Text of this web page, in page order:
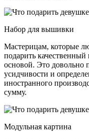
Набор для вышивки
Мастерицам, которые
подарить
основой. Это довольно
усидчивости и
иностранного
сумму.
Модульная картина